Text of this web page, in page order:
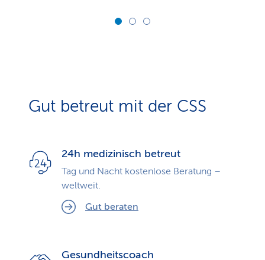
Gut betreut mit der CSS
24h medizinisch betreut
Tag und Nacht kostenlose Beratung –
weltweit.
Gut beraten
Gesundheitscoach